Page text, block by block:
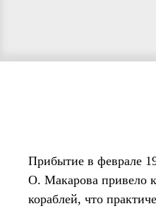
Прибытие в феврале
О. Макарова привело
кораблей, что